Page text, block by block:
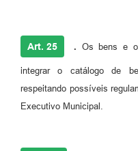
Art. 25 . Os bens e
integrar o catálogo de
respeitando possíveis
Executivo Municipal.